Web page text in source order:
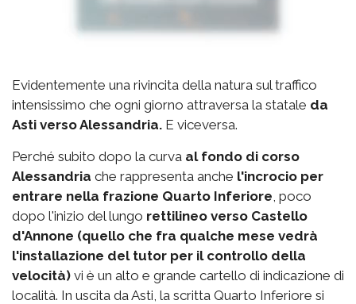
Evidentemente una rivincita della natura sul traffico
intensissimo che ogni giorno attraversa la statale da
Asti verso Alessandria. E viceversa.
Perché subito dopo la curva al fondo di corso
Alessandria che rappresenta anche l'incrocio per
entrare nella frazione Quarto Inferiore , poco
dopo l'inizio del lungo rettilineo verso Castello
d'Annone (quello che fra qualche mese vedrà
l'installazione del tutor per il controllo della
velocità) vi è un alto e grande cartello di indicazione di
località. In uscita da Asti, la scritta Quarto Inferiore si